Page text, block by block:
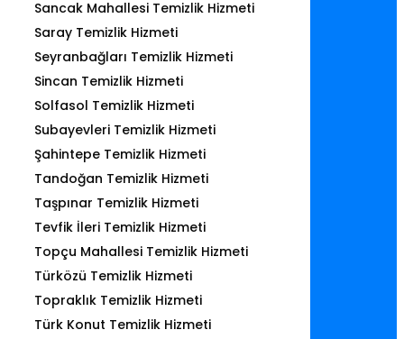
Sancak Mahallesi Temizlik Hizmeti
Saray Temizlik Hizmeti
Seyranbağları Temizlik Hizmeti
Sincan Temizlik Hizmeti
Solfasol Temizlik Hizmeti
Subayevleri Temizlik Hizmeti
Şahintepe Temizlik Hizmeti
Tandoğan Temizlik Hizmeti
Taşpınar Temizlik Hizmeti
Tevfik İleri Temizlik Hizmeti
Topçu Mahallesi Temizlik Hizmeti
Türközü Temizlik Hizmeti
Topraklık Temizlik Hizmeti
Türk Konut Temizlik Hizmeti